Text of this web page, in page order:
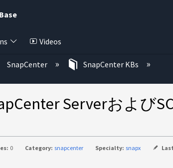
Videos
/折りたたむ
SnapCenter SnapCenter KBs
Serverおよび
0 Category: snapcenter Specialty: snapx